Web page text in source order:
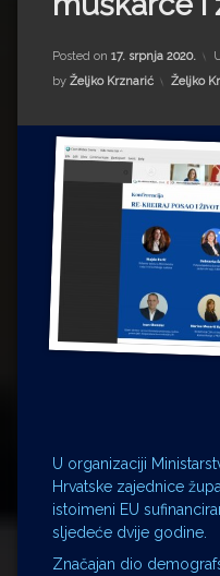
Impressum
Milenko Strižak
Drugi autori
Drugi autori
Ljiljana Lekanić-Kljaić
Željko Krznarić
Mario Lovreković
Miroslav Šantek
Posted on 17. srpnja 2020.
by Željko Krznarić Željko
U organizaciji
Hrvatske zajednice
istoimeni EU
sljedeće dvije godine.
Značajan dio